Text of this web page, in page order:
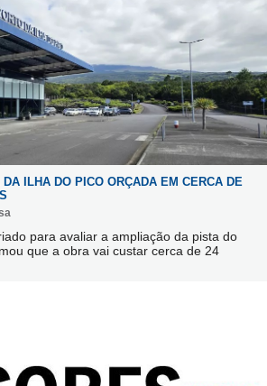
ILHA DO PICO ORÇADA EM CERCA DE
para avaliar a ampliação da pista do
que a obra vai custar cerca de 24